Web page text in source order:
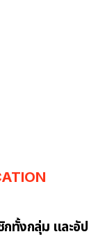
ทั้งกลุ่ม และอัป